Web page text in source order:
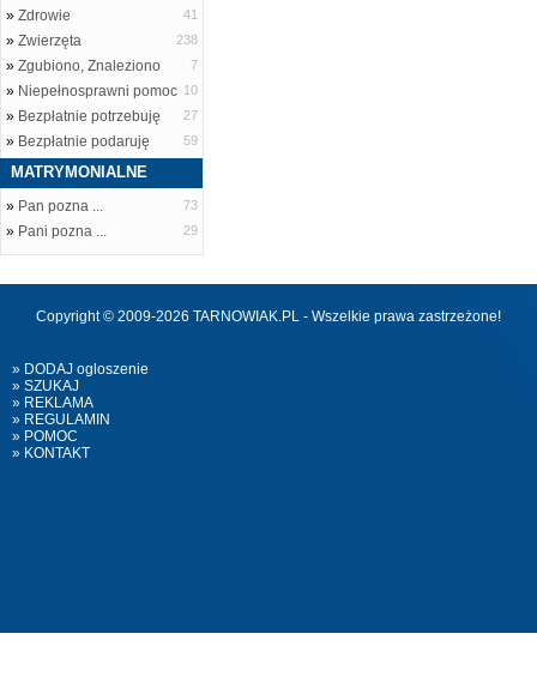
» Zdrowie 41
» Zwierzęta 238
» Zgubiono, Znaleziono 7
» Niepełnosprawni pomoc 10
» Bezpłatnie potrzebuję 27
» Bezpłatnie podaruję 59
MATRYMONIALNE
» Pan pozna ... 73
» Pani pozna ... 29
Copyright © 2009-2026 TARNOWIAK.PL - Wszelkie prawa zastrzeżone!
» DODAJ ogloszenie
» SZUKAJ
» REKLAMA
» REGULAMIN
» POMOC
» KONTAKT